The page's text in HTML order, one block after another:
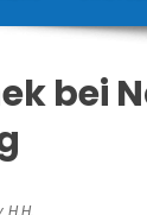
bei
H.H.